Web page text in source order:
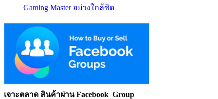
Gaming Master อย่างใกล้ชิด
เจาะตลาด สินค้าผ่าน Facebook Group